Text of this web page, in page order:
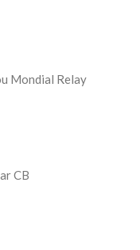
Mondial Relay
CB